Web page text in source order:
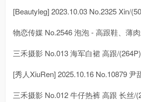
[Beautyleg] 2023.10.03 No.2325 Xin/
物恋传媒 No.2546 泡泡 - 高跟鞋、薄
三禾摄影 No.013 海军白裙 高跟/(264P)
[秀人XiuRen] 2025.10.16 No.10879 尹
三禾摄影 No.012 牛仔热裤 高跟 长丝/